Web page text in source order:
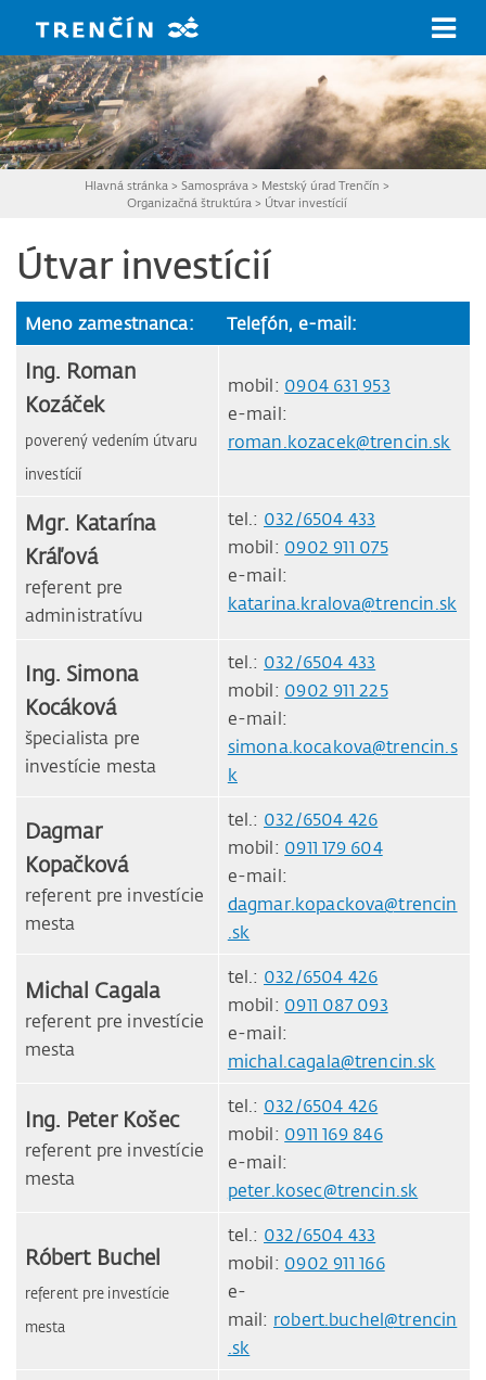
Hlavná stránka > Samospráva > Mestský úrad Trenčín >
Organizačná štruktúra > Útvar investícií
Útvar investícií
Meno zamestnanca: Telefón, e-mail:
Ing. Roman
Kozáček
poverený vedením útvaru
investícií
mobil: 0904 631 953
e-mail:
roman.kozacek@trencin.sk
Mgr. Katarína
Kráľová
referent pre
administratívu
tel.: 032/6504 433
mobil: 0902 911 075
e-mail:
katarina.kralova@trencin.sk
Ing. Simona
Kocáková
špecialista pre
investície mesta
tel.: 032/6504 433
mobil: 0902 911 225
e-mail:
simona.kocakova@trencin.s
k
Dagmar
Kopačková
referent pre investície
mesta
tel.: 032/6504 426
mobil: 0911 179 604
e-mail:
dagmar.kopackova@trencin
.sk
Michal Cagala
referent pre investície
mesta
tel.: 032/6504 426
mobil: 0911 087 093
e-mail:
michal.cagala@trencin.sk
Ing. Peter Košec
referent pre investície
mesta
tel.: 032/6504 426
mobil: 0911 169 846
e-mail:
peter.kosec@trencin.sk
Róbert Buchel
referent pre investície
mesta
tel.: 032/6504 433
mobil: 0902 911 166
e-
mail: robert.buchel@trencin
.sk